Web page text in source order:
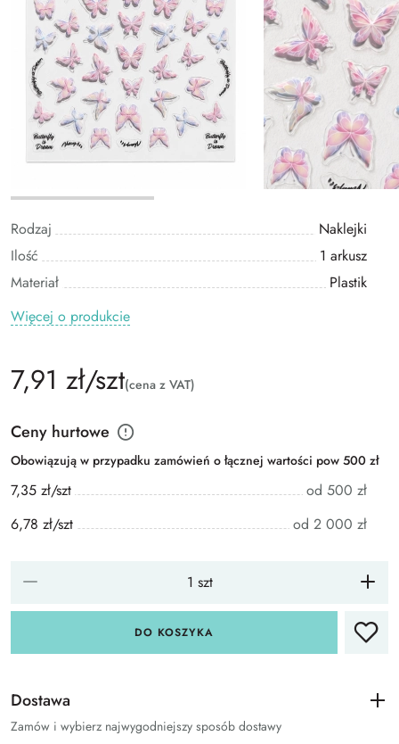
Rodzaj
Naklejki
Ilość
1 arkusz
Materiał
Plastik
Więcej o produkcie
7,91 zł/szt(cena z VAT)
Ceny hurtowe
Obowiązują w przypadku zamówień o łącznej wartości pow 500 zł
7,35 zł/szt
od 500 zł
6,78 zł/szt
od 2 000 zł
DO KOSZYKA
Dostawa
Zamów i wybierz najwygodniejszy sposób dostawy